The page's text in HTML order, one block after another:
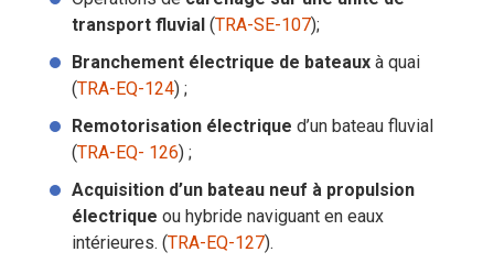
transport fluvial (TRA-SE-107);
Branchement électrique de bateaux à quai
(TRA-EQ-124) ;
Remotorisation électrique d’un bateau fluvial
(TRA-EQ- 126) ;
Acquisition d’un bateau neuf à propulsion
électrique ou hybride naviguant en eaux
intérieures. (TRA-EQ-127).